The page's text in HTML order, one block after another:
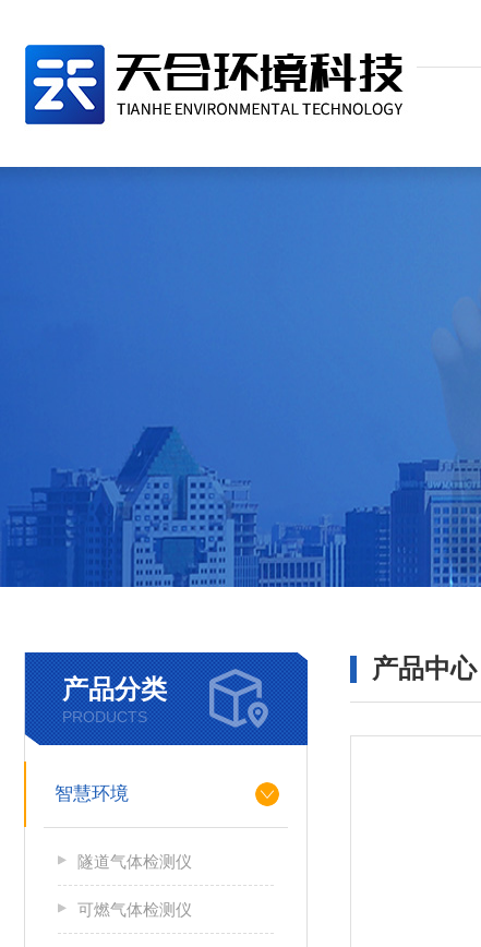
产品分类
PRODUCTS
智慧环境
隧道气体检测仪
可燃气体检测仪
产品中心